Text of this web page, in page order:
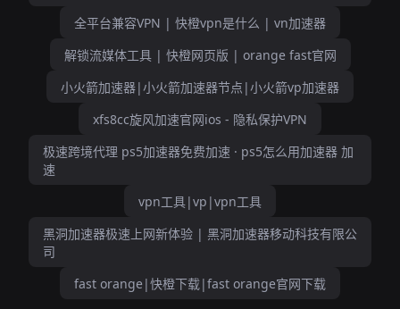
全平台兼容VPN | 快橙vpn是什么 | vn加速器
解锁流媒体工具 | 快橙网页版 | orange fast官网
小火箭加速器|小火箭加速器节点|小火箭vp加速器
xfs8cc旋风加速官网ios - 隐私保护VPN
极速跨境代理 ps5加速器免费加速 · ps5怎么用加速器 加
速
vpn工具|vp|vpn工具
黑洞加速器极速上网新体验 | 黑洞加速器移动科技有限公
司
fast orange|快橙下载|fast orange官网下载